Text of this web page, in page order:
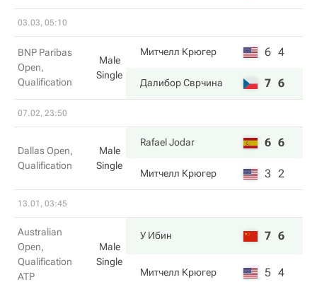
03.03, 05:10
BNP Paribas
Open,
Qualification
Male
Single
Митчелл Крюгер 6 4
Далибор Сврчина 7 6
07.02, 23:50
Dallas Open,
Qualification
Male
Single
Rafael Jodar 6 6
Митчелл Крюгер 3 2
13.01, 03:45
Australian
Open,
Qualification
ATP
Male
Single
У Ибин 7 6
Митчелл Крюгер 5 4